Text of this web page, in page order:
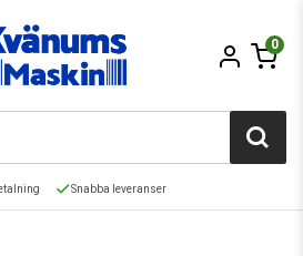
0
Snabba leveranser